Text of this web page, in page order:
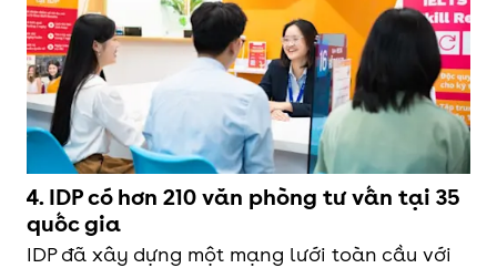
4. IDP có hơn 210 văn phòng tư vấn tại 35
quốc gia
IDP đã xây dựng một mạng lưới toàn cầu với